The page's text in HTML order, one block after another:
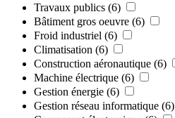
Travaux publics (6)
Bâtiment gros oeuvre (6)
Froid industriel (6)
Climatisation (6)
Construction aéronautique (6)
Machine électrique (6)
Gestion énergie (6)
Gestion réseau informatique (6)